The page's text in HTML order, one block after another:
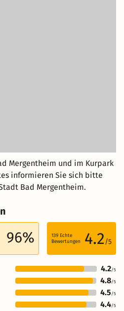
Mergentheim und im Kurpark
informieren Sie sich bitte
Bad Mergentheim.
96% 139 Echte
Bewertungen
4.2 /5
4.2/5
4.8/5
4.5 /5
4.4/5